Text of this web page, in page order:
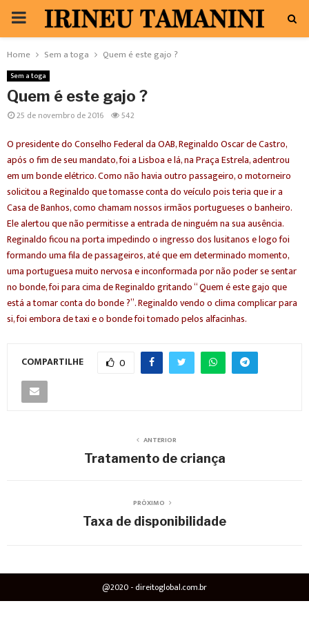
PRIMARY
MENU
Home Sem a toga Quem é este gajo ?
Sem a toga
Quem é este gajo ?
25 de novembro de 2016 542
O presidente do Conselho Federal da OAB, Reginaldo Oscar de Castro,
após o fim de seu mandato, foi a Lisboa e lá, na Praça Estrela, adentrou
em um bonde elétrico. Como não havia outro passageiro, o motorneiro
solicitou a Reginaldo que tomasse conta do veículo pois teria que ir a
Casa de Banhos, como chamam nossos irmãos portugueses o banheiro.
Ele alertou que não permitisse a entrada de ninguém na sua ausência.
Reginaldo ficou na porta impedindo o ingresso dos lusitanos e logo foi
formando uma fila de passageiros, até que em determinado momento,
uma portuguesa muito nervosa e inconformada por não poder se sentar
no bonde, foi para cima de Reginaldo gritando “ Quem é este gajo que
está a tomar conta do bonde ?”. Reginaldo vendo o clima complicar para
si, foi embora de taxi e o bonde foi tomado pelos alfacinhas.
COMPARTILHE 0
ANTERIOR
Tratamento de criança
PRÓXIMO
Taxa de disponibilidade
@2020 - direitoglobal.com.br